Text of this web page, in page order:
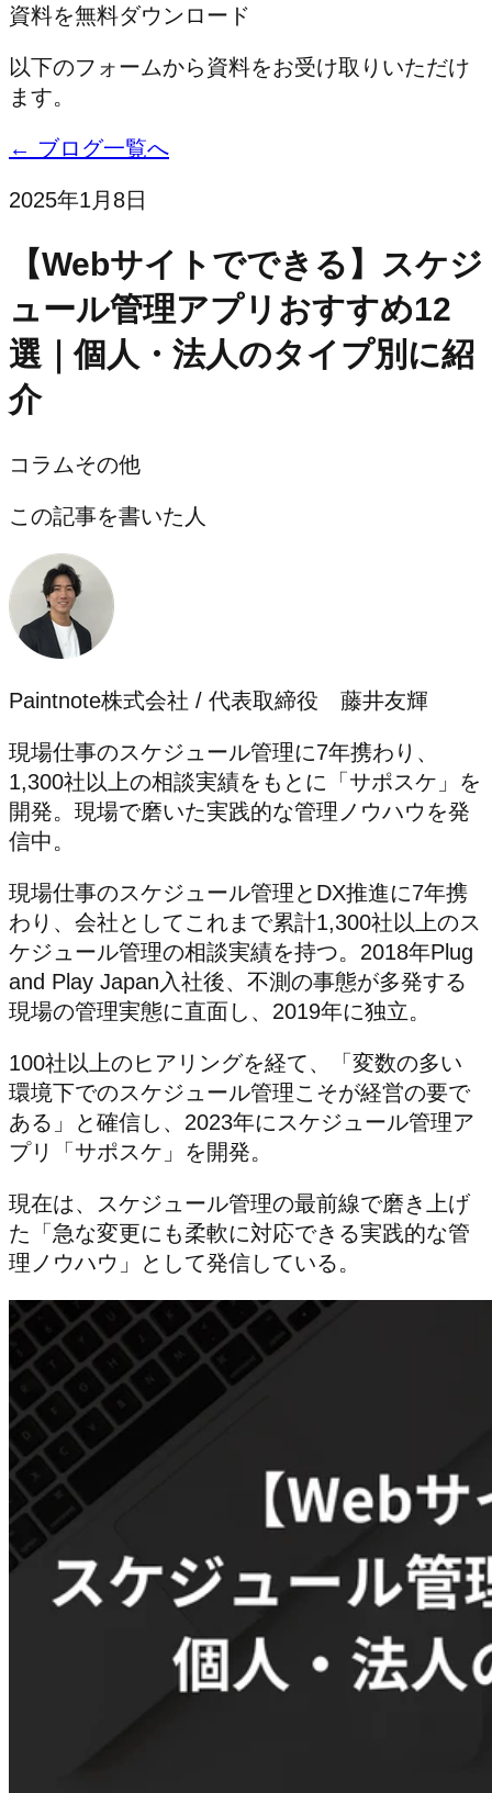
資料を無料ダウンロード
以下のフォームから資料をお受け取りいただけ
ます。
← ブログ一覧へ
2025年1月8日
【Webサイトでできる】スケジ
ュール管理アプリおすすめ12
選｜個人・法人のタイプ別に紹
介
コラムその他
この記事を書いた人
Paintnote株式会社 / 代表取締役 藤井友輝
現場仕事のスケジュール管理に7年携わり、
1,300社以上の相談実績をもとに「サポスケ」を
開発。現場で磨いた実践的な管理ノウハウを発
信中。
現場仕事のスケジュール管理とDX推進に7年携
わり、会社としてこれまで累計1,300社以上のス
ケジュール管理の相談実績を持つ。2018年Plug
and Play Japan入社後、不測の事態が多発する
現場の管理実態に直面し、2019年に独立。
100社以上のヒアリングを経て、「変数の多い
環境下でのスケジュール管理こそが経営の要で
ある」と確信し、2023年にスケジュール管理ア
プリ「サポスケ」を開発。
現在は、スケジュール管理の最前線で磨き上げ
た「急な変更にも柔軟に対応できる実践的な管
理ノウハウ」として発信している。